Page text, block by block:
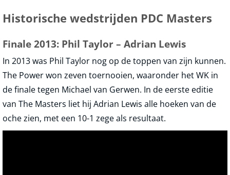
Historische wedstrijden PDC Masters
Finale 2013: Phil Taylor – Adrian Lewis
In 2013 was Phil Taylor nog op de toppen van zijn kunnen.
The Power won zeven toernooien, waaronder het WK in
de finale tegen Michael van Gerwen. In de eerste editie
van The Masters liet hij Adrian Lewis alle hoeken van de
oche zien, met een 10-1 zege als resultaat.